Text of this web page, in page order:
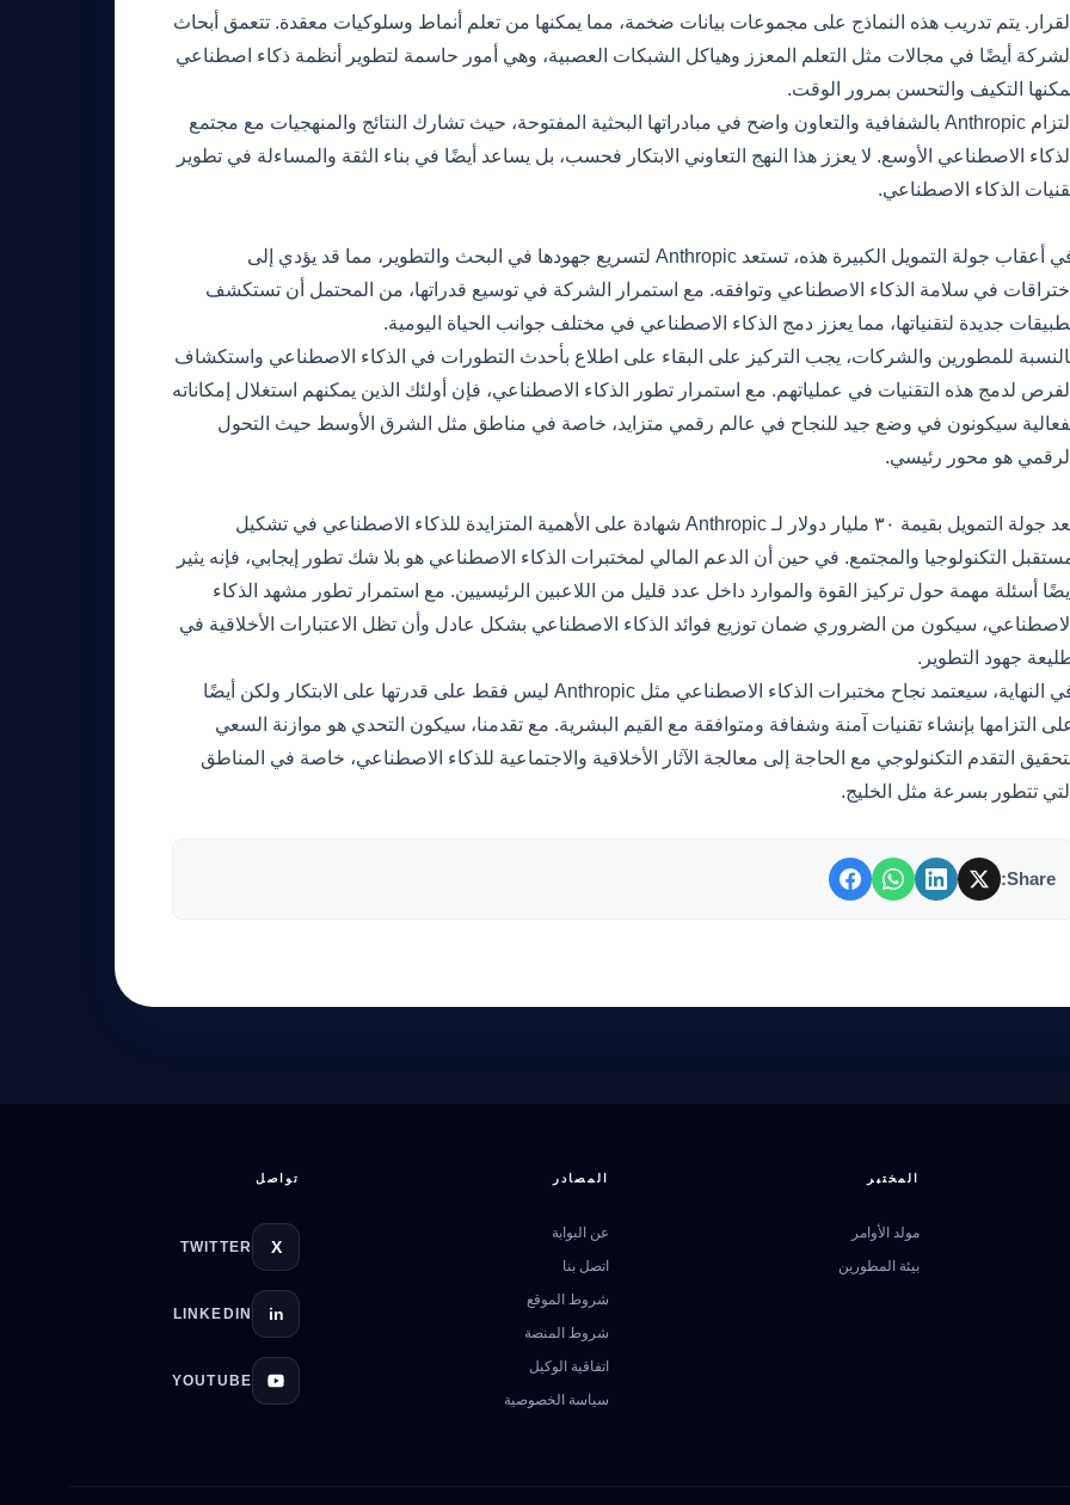
القرار. يتم تدريب هذه النماذج على مجموعات بيانات ضخمة، مما يمكنها من تعلم أنماط وسلوكيات معقدة. تتعمق أبحاث
الشركة أيضًا في مجالات مثل التعلم المعزز وهياكل الشبكات العصبية، وهي أمور حاسمة لتطوير أنظمة ذكاء اصطناعي
التكيف والتحسن بمرور الوقت.
التزام Anthropic بالشفافية والتعاون واضح في مبادراتها البحثية المفتوحة، حيث تشارك النتائج والمنهجيات مع مجتمع
الذكاء الاصطناعي الأوسع. لا يعزز هذا النهج التعاوني الابتكار فحسب، بل يساعد أيضًا في بناء الثقة والمساءلة في تطوير
الذكاء الاصطناعي.
في أعقاب جولة التمويل الكبيرة هذه، تستعد Anthropic لتسريع جهودها في البحث والتطوير، مما قد يؤدي إلى
اختراقات في سلامة الذكاء الاصطناعي وتوافقه. مع استمرار الشركة في توسيع قدراتها، من المحتمل أن تستكشف
جديدة لتقنياتها، مما يعزز دمج الذكاء الاصطناعي في مختلف جوانب الحياة اليومية.
للمطورين والشركات، يجب التركيز على البقاء على اطلاع بأحدث التطورات في الذكاء الاصطناعي واستكشاف
الفرص لدمج هذه التقنيات في عملياتهم. مع استمرار تطور الذكاء الاصطناعي، فإن أولئك الذين يمكنهم استغلال إمكاناته
سيكونون في وضع جيد للنجاح في عالم رقمي متزايد، خاصة في مناطق مثل الشرق الأوسط حيث التحول
الرقمي هو محور رئيسي.
تعد جولة التمويل بقيمة ٣٠ مليار دولار لـ Anthropic شهادة على الأهمية المتزايدة للذكاء الاصطناعي في تشكيل
التكنولوجيا والمجتمع. في حين أن الدعم المالي لمختبرات الذكاء الاصطناعي هو بلا شك تطور إيجابي، فإنه يثير
أيضًا أسئلة مهمة حول تركيز القوة والموارد داخل عدد قليل من اللاعبين الرئيسيين. مع استمرار تطور مشهد الذكاء
الاصطناعي، سيكون من الضروري ضمان توزيع فوائد الذكاء الاصطناعي بشكل عادل وأن تظل الاعتبارات الأخلاقية في
جهود التطوير.
في النهاية، سيعتمد نجاح مختبرات الذكاء الاصطناعي مثل Anthropic ليس فقط على قدرتها على الابتكار ولكن أيضًا
التزامها بإنشاء تقنيات آمنة وشفافة ومتوافقة مع القيم البشرية. مع تقدمنا، سيكون التحدي هو موازنة السعي
التقدم التكنولوجي مع الحاجة إلى معالجة الآثار الأخلاقية والاجتماعية للذكاء الاصطناعي، خاصة في المناطق
التي تتطور بسرعة مثل الخليج.
Share:
المختبر
مولد الأوامر
بيئة المطورين
المصادر
عن البوابة
اتصل بنا
شروط الموقع
شروط المنصة
اتفاقية الوكيل
سياسة الخصوصية
تواصل
X
TWITTER
in
LINKEDIN
YOUTUBE